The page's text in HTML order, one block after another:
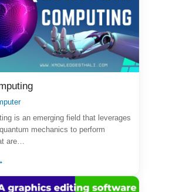
is an emerging field that leverages
mechanics to perform
are…